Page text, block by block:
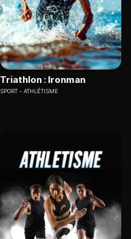
Triathlon : Ironman
SPORT ATHLÉTISME